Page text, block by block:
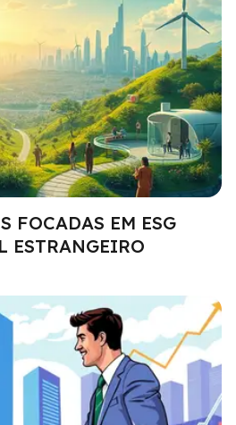
FOCADAS EM ESG
ESTRANGEIRO